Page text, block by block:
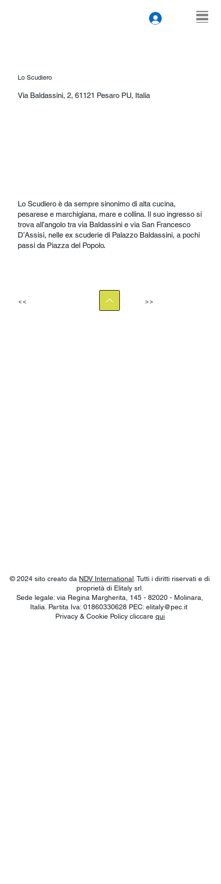
Lo Scudiero
Via Baldassini, 2, 61121 Pesaro PU, Italia
Lo Scudiero è da sempre sinonimo di alta cucina,
pesarese e marchigiana, mare e collina. Il suo ingresso si
trova all’angolo tra via Baldassini e via San Francesco
D’Assisi, nelle ex scuderie di Palazzo Baldassini, a pochi
passi da Piazza del Popolo.
<< >>
© 2024 sito creato da NDV International . Tutti i diritti riservati e di
proprietà di Elitaly srl.
Sede legale: via Regina Margherita, 145 - 82020 - Molinara,
Italia. Partita Iva: 01860330628 PEC:elitaly@pec.it
Privacy & Cookie Policy cliccare qui